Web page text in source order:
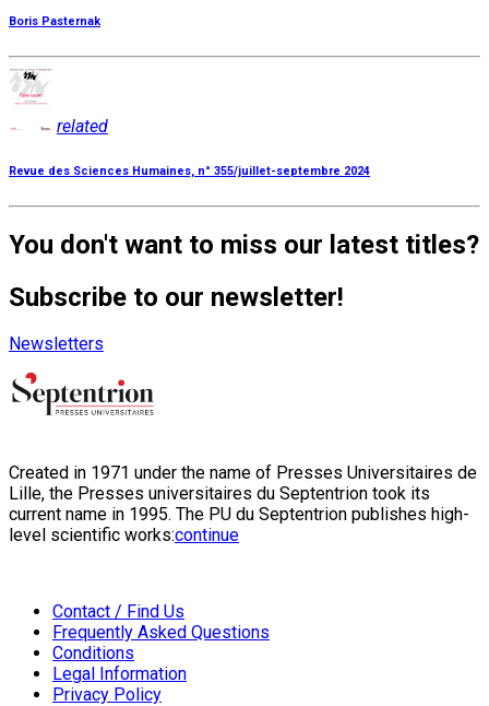
Boris Pasternak
related
Revue des Sciences Humaines, n° 355/juillet-septembre 2024
You don't want to miss our latest titles?
Subscribe to our newsletter!
Newsletters
Created in 1971 under the name of Presses Universitaires de
Lille, the Presses universitaires du Septentrion took its
current name in 1995. The PU du Septentrion publishes high-
level scientific works:continue
Contact / Find Us
Frequently Asked Questions
Conditions
Legal Information
Privacy Policy